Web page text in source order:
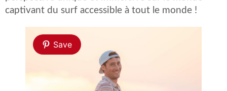
captivant du surf accessible à tout le monde !
Save